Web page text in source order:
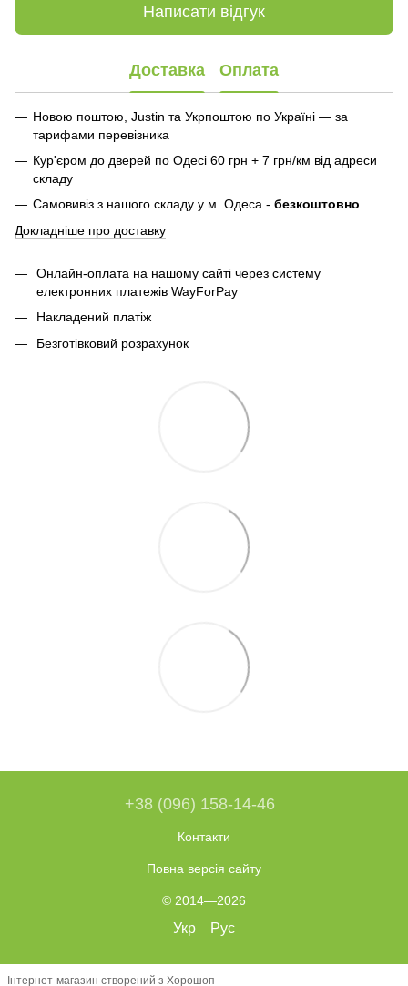
Написати відгук
Доставка Оплата
Новою поштою, Justin та Укрпоштою по Україні — за
тарифами перевізника
Кур'єром до дверей по Одесі 60 грн + 7 грн/км від адреси
складу
Самовивіз з нашого складу у м. Одеса - безкоштовно
Докладніше про доставку
Онлайн-оплата на нашому сайті через систему
електронних платежів WayForPay
Накладений платіж
Безготівковий розрахунок
+38 (096) 158-14-46
Контакти
Повна версія сайту
© 2014—2026
Укр Рус
Інтернет-магазин створений з Хорошоп